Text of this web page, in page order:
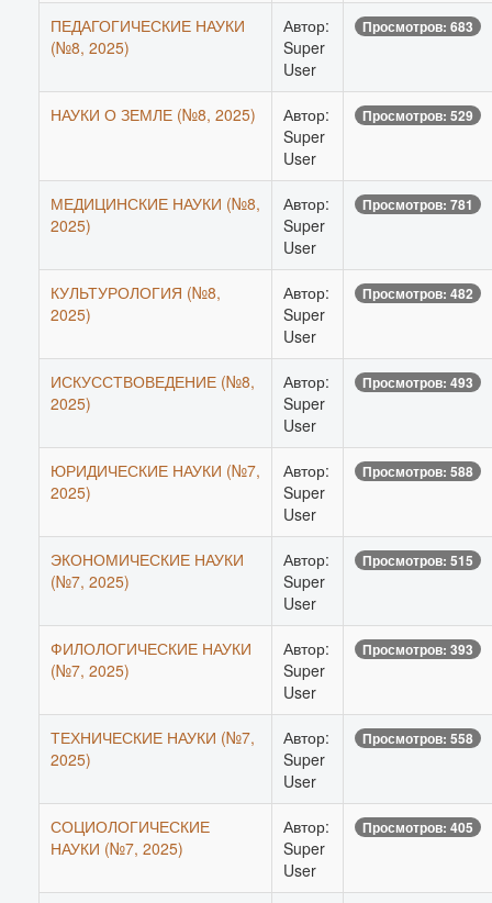
ПЕДАГОГИЧЕСКИЕ НАУКИ
(№8, 2025)
Автор:
Super
User
Просмотров: 683
НАУКИ О ЗЕМЛЕ (№8, 2025)
Автор:
Super
User
Просмотров: 529
МЕДИЦИНСКИЕ НАУКИ (№8,
2025)
Автор:
Super
User
Просмотров: 781
КУЛЬТУРОЛОГИЯ (№8,
2025)
Автор:
Super
User
Просмотров: 482
ИСКУССТВОВЕДЕНИЕ (№8,
2025)
Автор:
Super
User
Просмотров: 493
ЮРИДИЧЕСКИЕ НАУКИ (№7,
2025)
Автор:
Super
User
Просмотров: 588
ЭКОНОМИЧЕСКИЕ НАУКИ
(№7, 2025)
Автор:
Super
User
Просмотров: 515
ФИЛОЛОГИЧЕСКИЕ НАУКИ
(№7, 2025)
Автор:
Super
User
Просмотров: 393
ТЕХНИЧЕСКИЕ НАУКИ (№7,
2025)
Автор:
Super
User
Просмотров: 558
СОЦИОЛОГИЧЕСКИЕ
НАУКИ (№7, 2025)
Автор:
Super
User
Просмотров: 405